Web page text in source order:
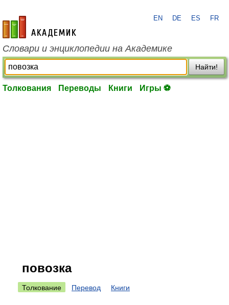
academic.ru
EN DE ES FR
Словари и энциклопедии на Академике
Найти!
Толкования Переводы Книги Игры ⚽
повозка
Толкование Перевод Книги